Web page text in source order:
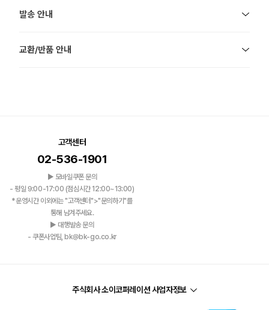
발송 안내
교환/반품 안내
고객센터
02-536-1901
▶ 모바일쿠폰 문의
- 평일 9:00-17:00 (점심시간 12:00~13:00)
*운영시간 이외에는 "고객센터">"문의하기"를
통해 남겨주세요.
▶ 대행발송 문의
- 쿠폰사업팀, bk@bk-go.co.kr
주식회사 소이코퍼레이션 사업자정보